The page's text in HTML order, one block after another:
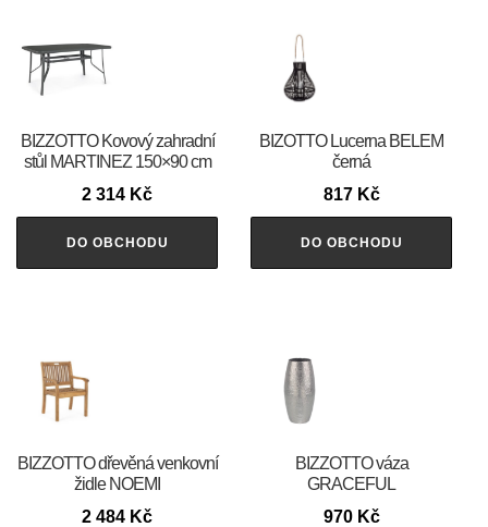
BIZZOTTO Kovový zahradní
stůl MARTINEZ 150×90 cm
2 314 Kč
DO OBCHODU
BIZOTTO Lucerna BELEM
černá
817 Kč
DO OBCHODU
BIZZOTTO dřevěná venkovní
židle NOEMI
2 484 Kč
BIZZOTTO váza
GRACEFUL
970 Kč